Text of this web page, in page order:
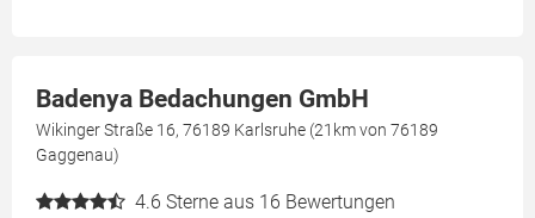
Badenya Bedachungen GmbH
Wikinger Straße 16, 76189 Karlsruhe (21km von 76189
Gaggenau)
4.6 Sterne aus 16 Bewertungen